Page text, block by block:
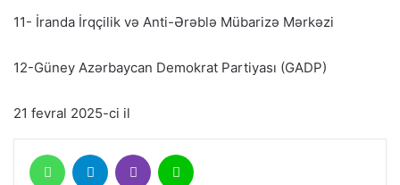
11- İranda İrqçilik və Anti-Ərəblə Mübarizə Mərkəzi
12-Güney Azərbaycan Demokrat Partiyası (GADP)
21 fevral 2025-ci il